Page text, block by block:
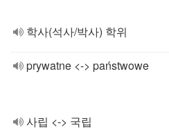
학사(석사/박사) 학위
prywatne <-> państwowe
사립 <-> 국립